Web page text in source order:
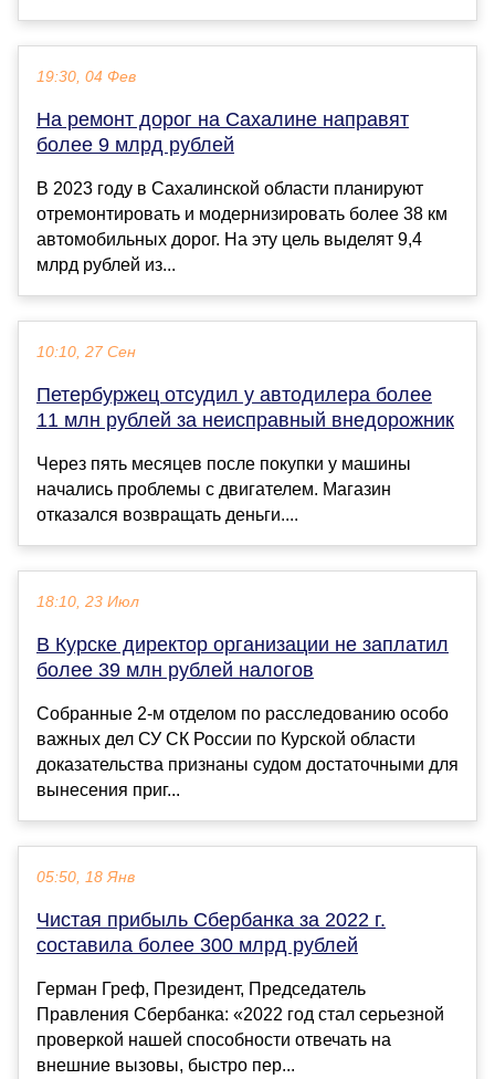
19:30, 04 Фев
На ремонт дорог на Сахалине направят
более 9 млрд рублей
В 2023 году в Сахалинской области планируют
отремонтировать и модернизировать более 38 км
автомобильных дорог. На эту цель выделят 9,4
млрд рублей из...
10:10, 27 Сен
Петербуржец отсудил у автодилера более
11 млн рублей за неисправный внедорожник
Через пять месяцев после покупки у машины
начались проблемы с двигателем. Магазин
отказался возвращать деньги....
18:10, 23 Июл
В Курске директор организации не заплатил
более 39 млн рублей налогов
Собранные 2-м отделом по расследованию особо
важных дел СУ СК России по Курской области
доказательства признаны судом достаточными для
вынесения приг...
05:50, 18 Янв
Чистая прибыль Сбербанка за 2022 г.
составила более 300 млрд рублей
Герман Греф, Президент, Председатель
Правления Сбербанка: «2022 год стал серьезной
проверкой нашей способности отвечать на
внешние вызовы, быстро пер...